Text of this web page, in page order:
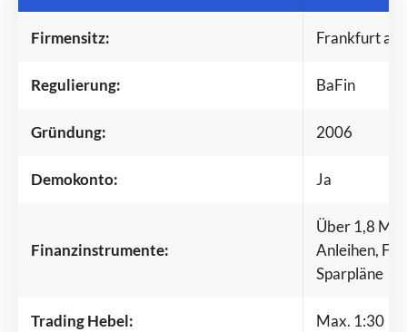
Firmensitz: Frankfurt
Regulierung: BaFin
Gründung: 2006
Demokonto: Ja
Finanzinstrumente:
Über 1,8
Anleihen,
Sparpläne
Trading Hebel: Max. 1:30